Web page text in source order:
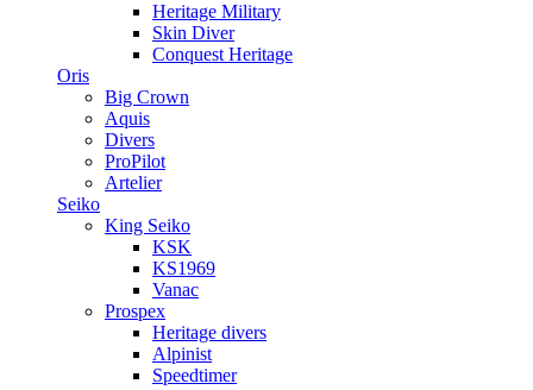
Heritage Military
Skin Diver
Conquest Heritage
Oris
Big Crown
Aquis
Divers
ProPilot
Artelier
Seiko
King Seiko
KSK
KS1969
Vanac
Prospex
Heritage divers
Alpinist
Speedtimer